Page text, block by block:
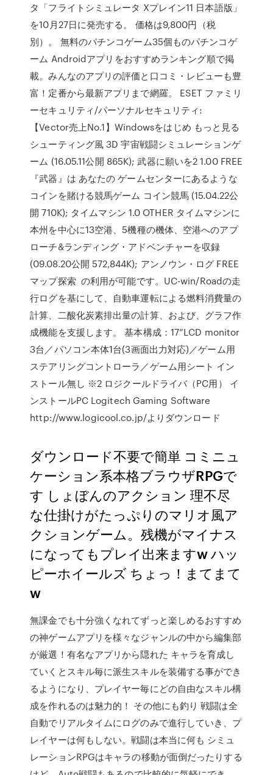
タ「フライトシミュレータ Xプレイン11 日本語版」
を10月27日に発売する。 価格は9,800円（税
別）。 無料のパチンコゲーム35個ものパチンコゲ
ーム Androidアプリをおすすめランキング順で掲
載。みんなのアプリの評価と口コミ・レビューも豊
富！定番から最新アプリまで網羅。 ESET ファミリ
ーセキュリティ/パーソナルセキュリティ:
【Vector売上No.1】Windowsをはじめ もっと見る
シューティング風 3D 宇宙戦闘シミュレーションゲ
ーム (16.05.11公開 865K); 武器に願いを2 1.00 FREE
『武器』は あなたの ゲームセンターにあるような
コインを賭ける競馬ゲーム コイン競馬 (15.04.22公
開 710K); タイムマシン 1.0 OTHER タイムマシンに
本州を中心に13空港、5機種の機体、空港へのアプ
ローチ&ランディング・アドベンチャーを収録
(09.08.20公開 572,844K); アンノウン・ログ FREE
マップ探索 の利用が可能です。UC-win/Roadの走
行ログを基にして、自動車運転による燃料消費量の
計算、二酸化炭素排出量の計算、および、グラフ作
成機能を支援します。 基本構成：17”LCD monitor
3台／パソコン本体1台(3画面出力対応)／ゲーム用
ステアリングコントローラ／ゲーム用シート イン
ストール無し ※2 ロジクールドライバ（PC用） イ
ンストールPC Logitech Gaming Software
http://www.logicool.co.jp/よりダウンロード
ダウンロード不要で簡単 コミニュ
ケーション系本格ブラウザRPGで
す しょぼんのアクション 理不尽
な仕掛けがたっぷりのマリオ風ア
クションゲーム。残機がマイナス
になってもプレイ出来ますw ハッ
ピーホイールズ ちょっ！まてまて
w
無課金でも十分強くなれてずっと楽しめるおすすめ
の神ゲームアプリを様々なジャンルの中から編集部
が厳選！有名なアプリから隠れた キャラを育成し
ていくとスキル毎に派生スキルを装備する事ができ
るようになり、プレイヤー毎にどの自由なスキル構
成を作れるのは魅力的！ その他にも釣り 戦闘は全
自動でリアルタイムにログのみで進行していき、プ
レイヤーは何もしない。戦闘は本当に何も シミュ
レーションRPGはキャラの移動が面倒だったりする